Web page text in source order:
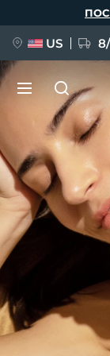
US
НОВИНКА
FAQ™ Pure
BREAKING
issa™ Teeth
Язык
English
Français
Türkçe